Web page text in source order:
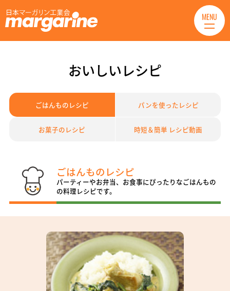
MENU
おいしいレシピ
ごはんものレシピ パンを使ったレシピ
お菓子のレシピ 時短＆簡単 レシピ動画
ごはんものレシピ
パーティーやお弁当、お食事にぴったりなごはんもの
の料理レシピです。